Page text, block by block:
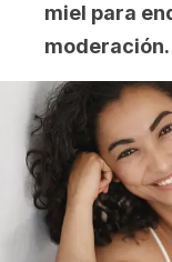
miel para
moderación.